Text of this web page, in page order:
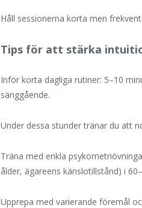
Håll sessionerna korta men
Tips för att stärka
Inför korta dagliga rutiner: 5–10
sänggående.
Under dessa stunder tränar du att
Träna med enkla
ålder, ägareens känslotillstånd) i
Upprepa med varierande föremål